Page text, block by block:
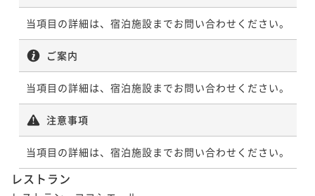
当項目の詳細は、宿泊施設までお問い合わせください。
ご案内
当項目の詳細は、宿泊施設までお問い合わせください。
注意事項
当項目の詳細は、宿泊施設までお問い合わせください。
レストラン